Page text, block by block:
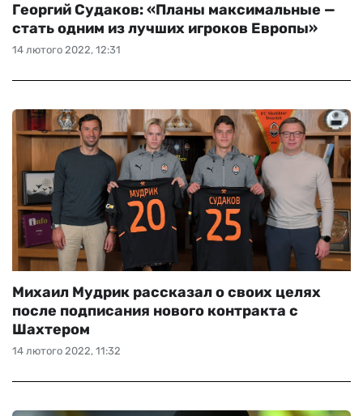
14 лютого 2022, 12:31
Георгий Судаков: «Планы максимальные —
стать одним из лучших игроков Европы»
14 лютого 2022, 11:32
Михаил Мудрик рассказал о своих целях
после подписания нового контракта с
Шахтером